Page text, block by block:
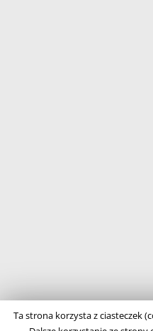
Ta strona korzysta z ciasteczek